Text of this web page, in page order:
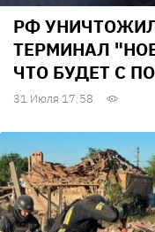
РФ
ТЕРМИНАЛ
ЧТО БУДЕТ С
31 Июля 17:58